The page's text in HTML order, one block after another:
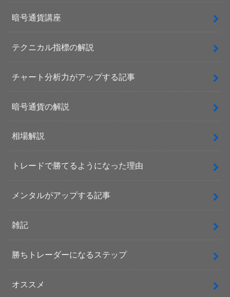
暗号通貨講座
テクニカル指標の解説
チャート分析力がアップする記事
暗号通貨の解説
相場解説
トレードで勝てるようになった理由
メンタルがアップする記事
雑記
勝ちトレーダーになるステップ
オススメ